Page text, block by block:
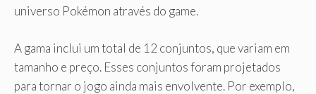
universo Pokémon através do game.
A gama inclui um total de 12 conjuntos, que variam em
tamanho e preço. Esses conjuntos foram projetados
para tornar o jogo ainda mais envolvente. Por exemplo,